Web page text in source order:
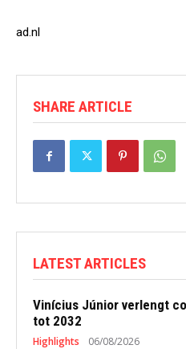
ad.nl
SHARE ARTICLE
LATEST ARTICLES
Vinícius Júnior verlengt
tot 2032
Highlights 06/08/2026